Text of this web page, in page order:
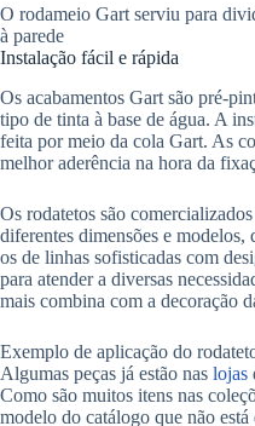
O rodameio Gart serviu para
à parede
Instalação fácil e rápida
Os acabamentos Gart são pré-
tipo de tinta à base de água. A
feita por meio da cola Gart. As
melhor aderência na hora da
Os rodatetos são
diferentes dimensões e modelos,
os de linhas sofisticadas com
para atender a diversas
mais combina com a decoração
Exemplo de aplicação do
Algumas peças já estão nas lojas
Como são muitos itens nas
modelo do catálogo que não